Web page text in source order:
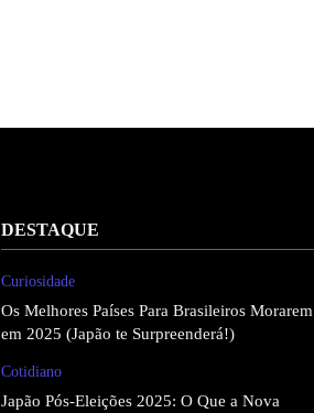
DESTAQUE
Curiosidade
Os Melhores Países Para Brasileiros Morarem
em 2025 (Japão te Surpreenderá!)
Cotidiano
Japão Pós-Eleições 2025: O Que a Nova